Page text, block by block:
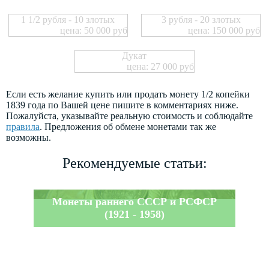
1 1/2 рубля - 10 злотых
цена: 50 000 руб
3 рубля - 20 злотых
цена: 150 000 руб
Дукат
цена: 27 000 руб
Если есть желание купить или продать монету 1/2 копейки
1839 года по Вашей цене пишите в комментариях ниже.
Пожалуйста, указывайте реальную стоимость и соблюдайте
правила. Предложения об обмене монетами так же
возможны.
Рекомендуемые статьи:
Монеты раннего СССР и РСФСР
(1921 - 1958)